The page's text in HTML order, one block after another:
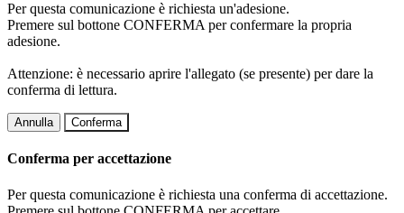
Per questa comunicazione è richiesta un'adesione.
Premere sul bottone CONFERMA per confermare la propria
adesione.
Attenzione: è necessario aprire l'allegato (se presente) per dare la
conferma di lettura.
Annulla Conferma
Conferma per accettazione
Per questa comunicazione è richiesta una conferma di accettazione.